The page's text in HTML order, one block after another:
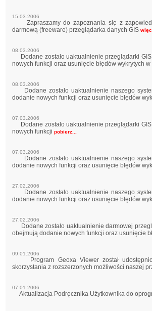
15.03.2006
Zapraszamy do zapoznania się z
darmową (freeware) przeglądarka danych GIS
08.03.2006
Dodane zostało uaktualnienie przeglądarki
nowych funkcji oraz usunięcie błędów wykrytych
08.03.2006
Dodane zostało uaktualnienie naszego
dodanie nowych funkcji oraz usunięcie błędów
07.03.2006
Dodane zostało uaktualnienie przeglądarki
nowych funkcji pobierz...
07.03.2006
Dodane zostało uaktualnienie naszego
dodanie nowych funkcji oraz usunięcie błędów
27.02.2006
Dodane zostało uaktualnienie naszego
dodanie nowych funkcji oraz usunięcie błędów
27.02.2006
Dodane zostało uaktualnienie darmowej
obejmują dodanie nowych funkcji oraz usunięcie
09.01.2006
Program Geoxa Viewer został
skorzystania z rozszerzonych możliwości naszej
07.01.2006
Aktualizacja Podręcznika Użytkownika do